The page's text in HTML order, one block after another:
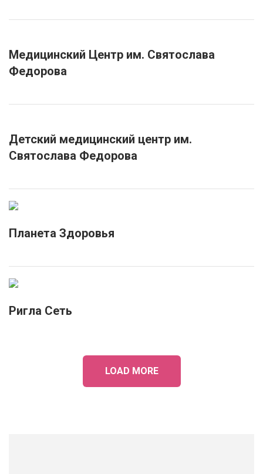
Медицинский Центр им. Святослава
Федорова
Детский медицинский центр им.
Святослава Федорова
Планета Здоровья
Ригла Сеть
LOAD MORE